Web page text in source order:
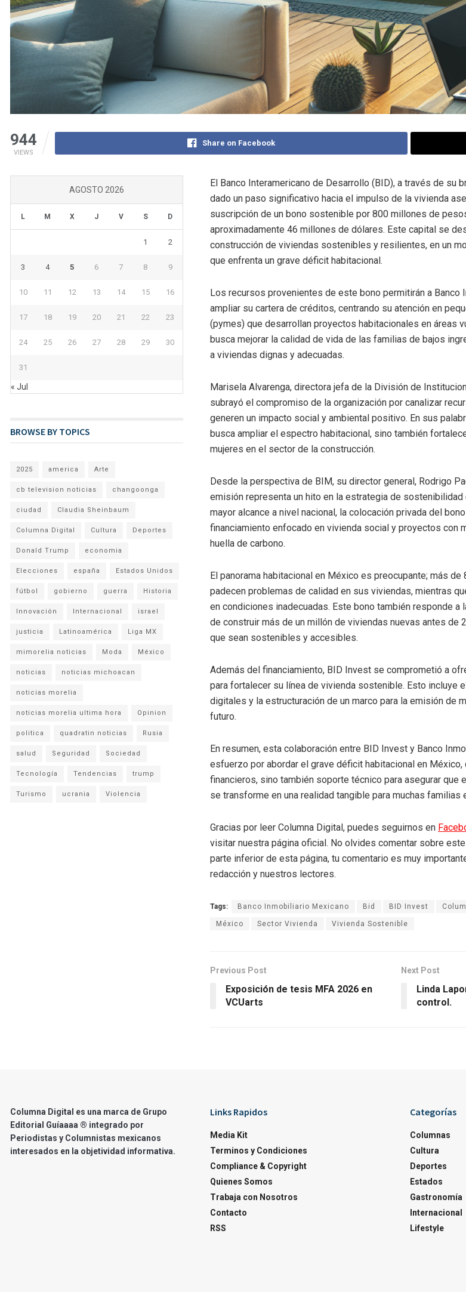
944
VIEWS
Share on Facebook
El Banco Interamericano de Desarrollo (BID), a través de su
dado un paso significativo hacia el impulso de la vivienda
suscripción de un bono sostenible por 800 millones de
aproximadamente 46 millones de dólares. Este capital se
construcción de viviendas sostenibles y resilientes, en un
que enfrenta un grave déficit habitacional.
Los recursos provenientes de este bono permitirán a Banco
ampliar su cartera de créditos, centrando su atención en
(pymes) que desarrollan proyectos habitacionales en áreas
busca mejorar la calidad de vida de las familias de bajos
a viviendas dignas y adecuadas.
Marisela Alvarenga, directora jefa de la División de
subrayó el compromiso de la organización por canalizar
generen un impacto social y ambiental positivo. En sus
busca ampliar el espectro habitacional, sino también
mujeres en el sector de la construcción.
Desde la perspectiva de BIM, su director general, Rodrigo
emisión representa un hito en la estrategia de sostenibilidad
mayor alcance a nivel nacional, la colocación privada del
financiamiento enfocado en vivienda social y proyectos con
huella de carbono.
El panorama habitacional en México es preocupante; más
padecen problemas de calidad en sus viviendas, mientras
en condiciones inadecuadas. Este bono también responde a
de construir más de un millón de viviendas nuevas antes de
que sean sostenibles y accesibles.
Además del financiamiento, BID Invest se comprometió a
para fortalecer su línea de vivienda sostenible. Esto incluye
digitales y la estructuración de un marco para la emisión de
futuro.
En resumen, esta colaboración entre BID Invest y Banco
esfuerzo por abordar el grave déficit habitacional en
financieros, sino también soporte técnico para asegurar que
se transforme en una realidad tangible para muchas familias
Gracias por leer Columna Digital, puedes seguirnos en
visitar nuestra página oficial. No olvides comentar sobre
parte inferior de esta página, tu comentario es muy
redacción y nuestros lectores.
Tags: Banco Inmobiliario Mexicano Bid BID Invest
México Sector Vivienda Vivienda Sostenible
Previous Post
Exposición de tesis MFA 2026 en
VCUarts
Next Post
Linda
control.
AGOSTO 2026
L M X J V S D
1 2
3 4 5 6 7 8 9
10 11 12 13 14 15 16
17 18 19 20 21 22 23
24 25 26 27 28 29 30
31
« Jul
BROWSE BY TOPICS
2025 america Arte
cb television noticias changoonga
ciudad Claudia Sheinbaum
Columna Digital Cultura Deportes
Donald Trump economia
Elecciones españa Estados Unidos
fútbol gobierno guerra Historia
Innovación Internacional israel
justicia Latinoamérica Liga MX
mimorelia noticias Moda México
noticias noticias michoacan
noticias morelia
noticias morelia ultima hora Opinion
politica quadratin noticias Rusia
salud Seguridad Sociedad
Tecnología Tendencias trump
Turismo ucrania Violencia
Columna Digital es una marca de Grupo
Editorial Guíaaaa ® integrado por
Periodistas y Columnistas mexicanos
interesados en la objetividad informativa.
Links Rapidos
Media Kit
Terminos y Condiciones
Compliance & Copyright
Quienes Somos
Trabaja con Nosotros
Contacto
RSS
Categorías
Columnas
Cultura
Deportes
Estados
Gastronomía
Internacional
Lifestyle